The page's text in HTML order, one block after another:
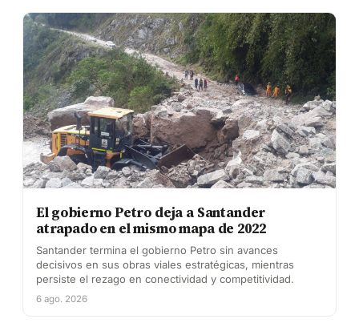
El gobierno Petro deja a Santander
atrapado en el mismo mapa de 2022
Santander termina el gobierno Petro sin avances
decisivos en sus obras viales estratégicas, mientras
persiste el rezago en conectividad y competitividad.
6 ago. 2026